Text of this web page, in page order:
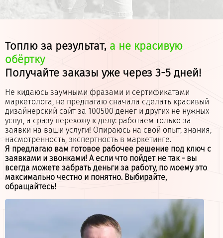
Топлю за результат, а не красивую
обёртку
Получайте заказы уже через 3-5 дней!
Не кидаюсь заумными фразами и сертификатами
маркетолога, не предлагаю сначала сделать красивый
дизайнерский сайт за 100500 денег и других не нужных
услуг, а сразу перехожу к делу: работаем только за
заявки на ваши услуги! Опираюсь на свой опыт, знания,
насмотренность, экспертность в маркетинге.
Я предлагаю вам готовое рабочее решение под ключ с
заявками и звонками! А если что пойдет не так - вы
всегда можете забрать деньги за работу, по моему это
максимально честно и понятно. Выбирайте,
обращайтесь!